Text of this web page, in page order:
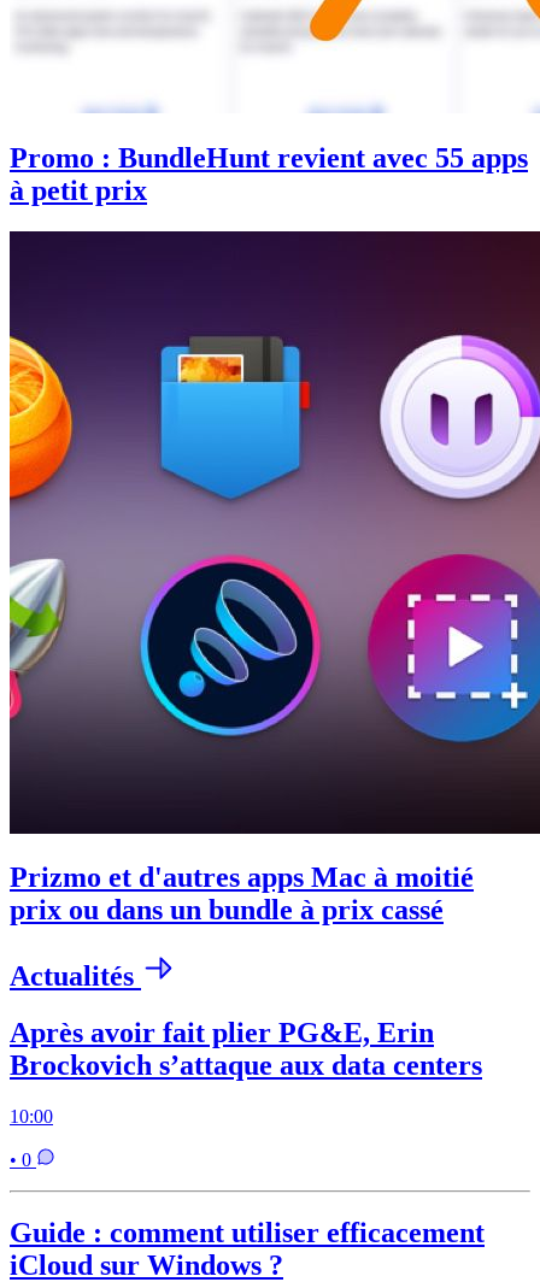
Promo : BundleHunt revient avec 55 apps
à petit prix
Prizmo et d'autres apps Mac à moitié
prix ou dans un bundle à prix cassé
Actualités
Après avoir fait plier PG&E, Erin
Brockovich s’attaque aux data centers
10:00
• 0
Guide : comment utiliser efficacement
iCloud sur Windows ?